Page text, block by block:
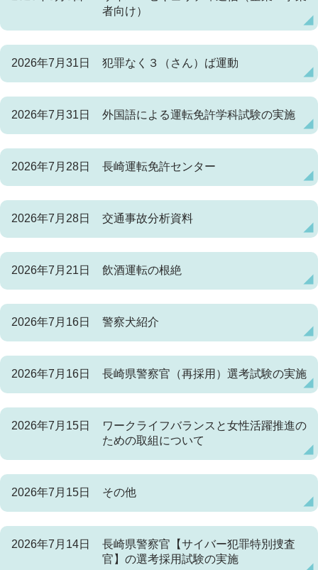
者向け）
2026年7月31日 犯罪なく３（さん）ば運動
2026年7月31日 外国語による運転免許学科試験の実施
2026年7月28日 長崎運転免許センター
2026年7月28日 交通事故分析資料
2026年7月21日 飲酒運転の根絶
2026年7月16日 警察犬紹介
2026年7月16日 長崎県警察官（再採用）選考試験の実施
2026年7月15日
ワークライフバランスと女性活躍推進の
ための取組について
2026年7月15日 その他
2026年7月14日
長崎県警察官【サイバー犯罪特別捜査
官】の選考採用試験の実施